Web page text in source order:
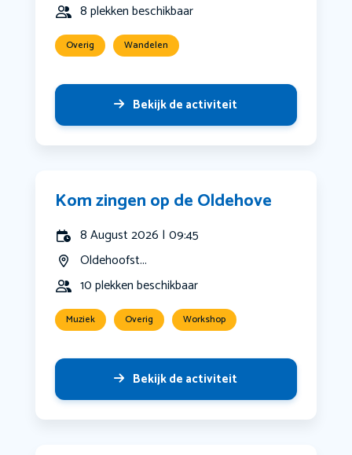
8 plekken beschikbaar
Overig Wandelen
Bekijk de activiteit
Kom zingen op de Oldehove
8 August 2026 | 09:45
Oldehoofst...
10 plekken beschikbaar
Muziek Overig Workshop
Bekijk de activiteit